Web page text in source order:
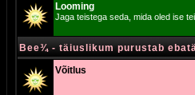
Looming
Jaga teistega seda, mida oled ise
Bee¾ - täiuslikum purustab
Võitlus